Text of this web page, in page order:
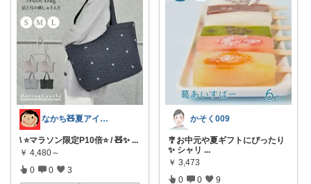
なかち🧸夏アイテム＆便利グッズ✨
\ ⭐️マラソン限定P10倍⭐️ / 🧸✨ ...
￥ 4,480～
0 0 3
かそく009
🎐お中元や夏ギフトにぴったり
✨ シャリ ...
￥ 3,473
0 0 9